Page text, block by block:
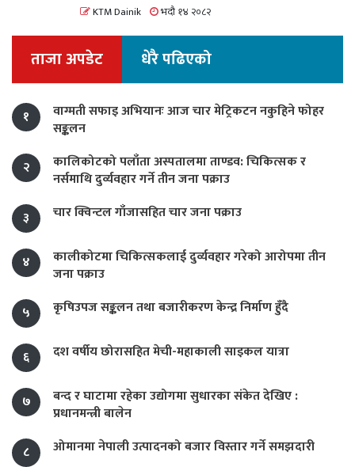
KTM Dainik भदौ १४ २०८२
ताजा अपडेट धेरै पढिएको
१
वाग्मती सफाइ अभियानः आज चार मेट्रिकटन नकुहिने फोहर
सङ्कलन
२
कालिकोटको पलाँता अस्पतालमा ताण्डव: चिकित्सक र
नर्समाथि दुर्व्यवहार गर्ने तीन जना पक्राउ
३
चार क्विन्टल गाँजासहित चार जना पक्राउ
४
कालीकोटमा चिकित्सकलाई दुर्व्यवहार गरेको आरोपमा तीन
जना पक्राउ
५
कृषिउपज सङ्कलन तथा बजारीकरण केन्द्र निर्माण हुँदै
६ दश वर्षीय छोरासहित मेची-महाकाली साइकल यात्रा
७
बन्द र घाटामा रहेका उद्योगमा सुधारका संकेत देखिए :
प्रधानमन्त्री बालेन
८
ओमानमा नेपाली उत्पादनको बजार विस्तार गर्ने समझदारी